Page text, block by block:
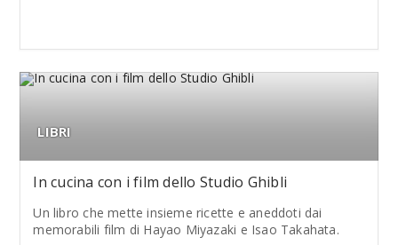
LIBRI
In cucina con i film dello Studio Ghibli
Un libro che mette insieme ricette e aneddoti dai
memorabili film di Hayao Miyazaki e Isao Takahata.